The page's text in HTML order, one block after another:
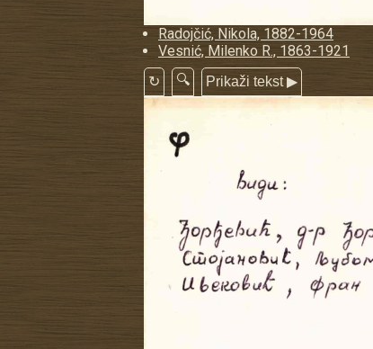
Radojčić, Nikola, 1882-1964
Vesnić, Milenko R., 1863-1921